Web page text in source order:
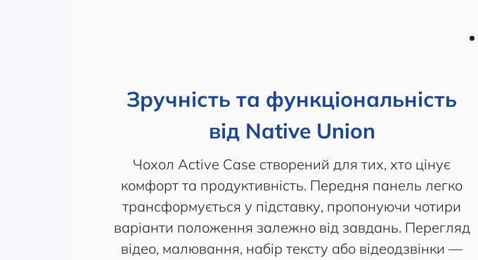
Зручність та функціональність
від Native Union
Чохол Active Case створений для тих, хто цінує
комфорт та продуктивність. Передня панель легко
трансформується у підставку, пропонуючи чотири
варіанти положення залежно від завдань. Перегляд
відео, малювання, набір тексту або відеодзвінки —